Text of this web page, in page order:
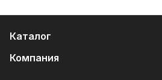
Каталог
Компания